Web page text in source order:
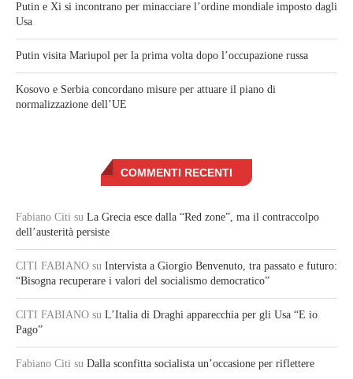
Putin e Xi si incontrano per minacciare l’ordine mondiale imposto dagli
Usa
Putin visita Mariupol per la prima volta dopo l’occupazione russa
Kosovo e Serbia concordano misure per attuare il piano di
normalizzazione dell’UE
COMMENTI RECENTI
Fabiano Citi su La Grecia esce dalla “Red zone”, ma il contraccolpo
dell’austerità persiste
CITI FABIANO su Intervista a Giorgio Benvenuto, tra passato e futuro:
“Bisogna recuperare i valori del socialismo democratico”
CITI FABIANO su L’Italia di Draghi apparecchia per gli Usa “E io
Pago”
Fabiano Citi su Dalla sconfitta socialista un’occasione per riflettere